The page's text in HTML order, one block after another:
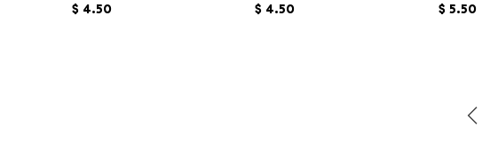
4.50
$
4.50
$
5.50
$